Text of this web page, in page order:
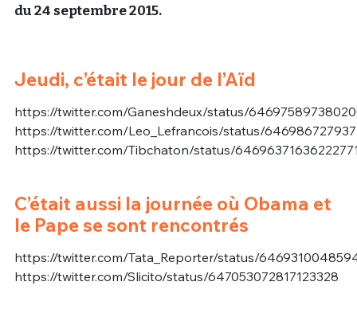
du 24 septembre 2015.
Jeudi, c’était le jour de l’Aïd
https://twitter.com/Ganeshdeux/status/
https://twitter.com/Leo_Lefrancois/status/
https://twitter.com/Tibchaton/status/
C’était aussi la journée où Obama et
le Pape se sont rencontrés
https://twitter.com/Tata_Reporter/status/
https://twitter.com/Slicito/status/647053072817123328